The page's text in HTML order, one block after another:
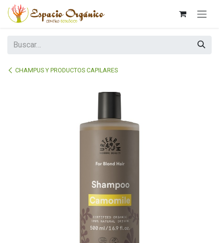
Ir al contenido
CHAMPUS Y PRODUCTOS CAPILARES